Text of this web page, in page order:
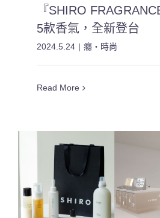
『SHIRO
5款香氣，全新登台
2024.5.24 | 癮・時尚
Read More